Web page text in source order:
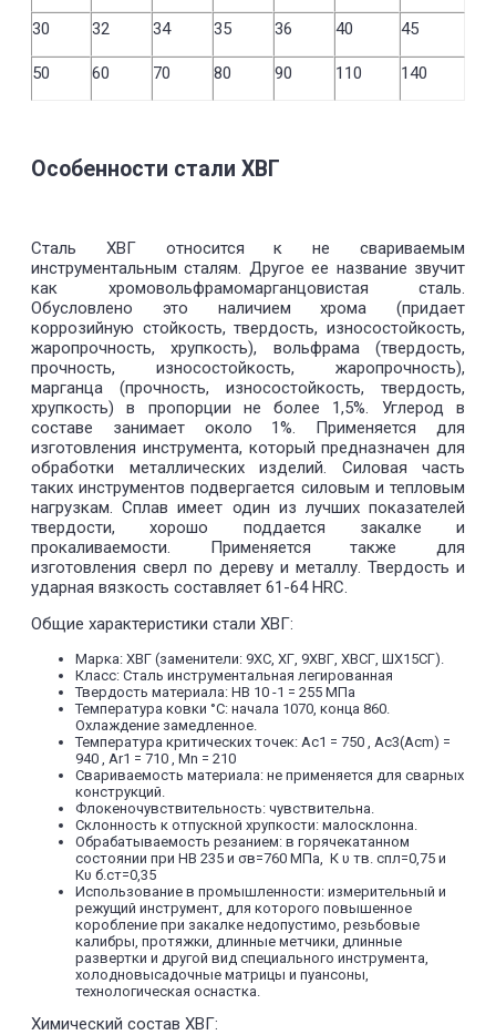
30 32 34 35 36 40 45
50 60 70 80 90 110 140
Особенности стали ХВГ
Сталь ХВГ относится к не свариваемым
инструментальным сталям. Другое ее название звучит
как хромовольфрамомарганцовистая сталь.
Обусловлено это наличием хрома (придает
коррозийную стойкость, твердость, износостойкость,
жаропрочность, хрупкость), вольфрама (твердость,
прочность, износостойкость, жаропрочность),
марганца (прочность, износостойкость, твердость,
хрупкость) в пропорции не более 1,5%. Углерод в
составе занимает около 1%. Применяется для
изготовления инструмента, который предназначен для
обработки металлических изделий. Силовая часть
таких инструментов подвергается силовым и тепловым
нагрузкам. Сплав имеет один из лучших показателей
твердости, хорошо поддается закалке и
прокаливаемости. Применяется также для
изготовления сверл по дереву и металлу. Твердость и
ударная вязкость составляет 61-64 HRC.
Общие характеристики стали ХВГ:
Марка: ХВГ (заменители: 9ХС, ХГ, 9ХВГ, ХВСГ, ШХ15СГ).
Класс: Сталь инструментальная легированная
Твердость материала: HB 10 -1 = 255 МПа
Температура ковки °С: начала 1070, конца 860.
Охлаждение замедленное.
Температура критических точек: Ac1 = 750 , Ac3(Acm) =
940 , Ar1 = 710 , Mn = 210
Свариваемость материала: не применяется для сварных
конструкций.
Флокеночувствительность: чувствительна.
Склонность к отпускной хрупкости: малосклонна.
Обрабатываемость резанием: в горячекатанном
состоянии при HB 235 и σв=760 МПа, К υ тв. спл=0,75 и
Кυ б.ст=0,35
Использование в промышленности: измерительный и
режущий инструмент, для которого повышенное
коробление при закалке недопустимо, резьбовые
калибры, протяжки, длинные метчики, длинные
развертки и другой вид специального инструмента,
холодновысадочные матрицы и пуансоны,
технологическая оснастка.
Химический состав ХВГ: